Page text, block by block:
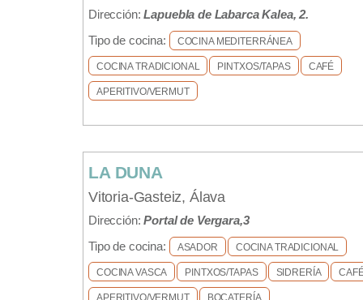
Dirección:Lapuebla de Labarca Kalea, 2.
Tipo de cocina:
COCINA MEDITERRÁNEA
COCINA TRADICIONAL PINTXOS/TAPAS CAFÉ
APERITIVO/VERMUT
LA DUNA
Vitoria-Gasteiz, Álava
Dirección:Portal de Vergara,3
Tipo de cocina:
ASADOR COCINA TRADICIONAL
COCINA VASCA PINTXOS/TAPAS SIDRERÍA
APERITIVO/VERMUT BOCATERÍA